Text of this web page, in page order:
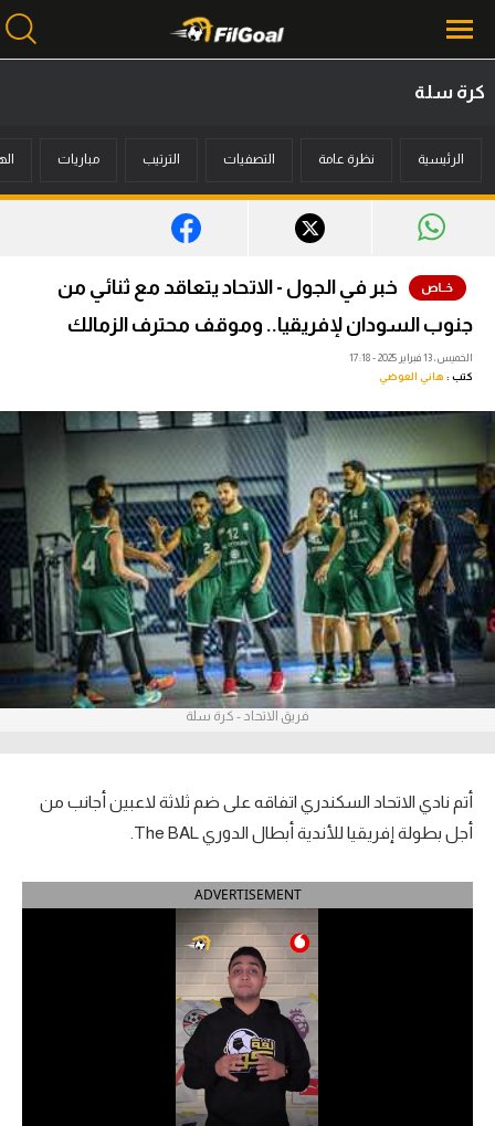
أخبار
ميركاتو
فانتازي في الجول
فيديوهات
عدسات
آراء حرة
ركن الألعاب
بطولات
أمريكا 2026
الدوري الإسباني
الدوري الإيطالي
الدوري السعودي للمحترفين
كرة سلة
الرئيسية نظرة عامة التصفيات الترتيب مباريات
خبر في الجول - الاتحاد يتعاقد مع ثنائي من
جنوب السودان لإفريقيا.. وموقف محترف الزمالك
الخميس، 13 فبراير 2025 - 17:18
كتب : هاني العوضي
فريق الاتحاد - كرة سلة
أتم نادي الاتحاد السكندري اتفاقه على ضم ثلاثة لاعبين أجانب من
أجل بطولة إفريقيا للأندية أبطال الدوري The BAL.
ADVERTISEMENT